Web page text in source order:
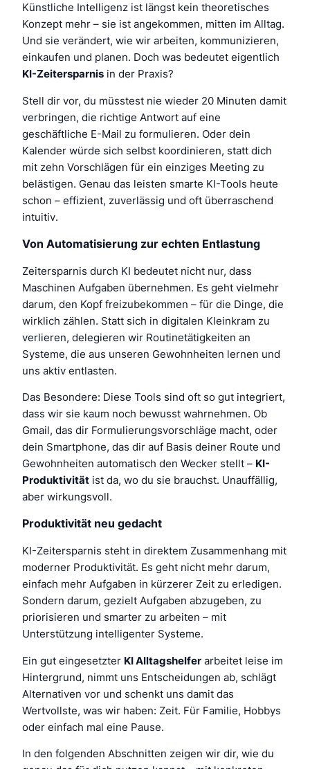
Künstliche Intelligenz ist längst kein theoretisches
Konzept mehr – sie ist angekommen, mitten im Alltag.
Und sie verändert, wie wir arbeiten, kommunizieren,
einkaufen und planen. Doch was bedeutet eigentlich
KI-Zeitersparnis in der Praxis?
Stell dir vor, du müsstest nie wieder 20 Minuten damit
verbringen, die richtige Antwort auf eine
geschäftliche E-Mail zu formulieren. Oder dein
Kalender würde sich selbst koordinieren, statt dich
mit zehn Vorschlägen für ein einziges Meeting zu
belästigen. Genau das leisten smarte KI-Tools heute
schon – effizient, zuverlässig und oft überraschend
intuitiv.
Von Automatisierung zur echten Entlastung
Zeitersparnis durch KI bedeutet nicht nur, dass
Maschinen Aufgaben übernehmen. Es geht vielmehr
darum, den Kopf freizubekommen – für die Dinge, die
wirklich zählen. Statt sich in digitalen Kleinkram zu
verlieren, delegieren wir Routinetätigkeiten an
Systeme, die aus unseren Gewohnheiten lernen und
uns aktiv entlasten.
Das Besondere: Diese Tools sind oft so gut integriert,
dass wir sie kaum noch bewusst wahrnehmen. Ob
Gmail, das dir Formulierungsvorschläge macht, oder
dein Smartphone, das dir auf Basis deiner Route und
Gewohnheiten automatisch den Wecker stellt – KI-
Produktivität ist da, wo du sie brauchst. Unauffällig,
aber wirkungsvoll.
Produktivität neu gedacht
KI-Zeitersparnis steht in direktem Zusammenhang mit
moderner Produktivität. Es geht nicht mehr darum,
einfach mehr Aufgaben in kürzerer Zeit zu erledigen.
Sondern darum, gezielt Aufgaben abzugeben, zu
priorisieren und smarter zu arbeiten – mit
Unterstützung intelligenter Systeme.
Ein gut eingesetzter KI Alltagshelfer arbeitet leise im
Hintergrund, nimmt uns Entscheidungen ab, schlägt
Alternativen vor und schenkt uns damit das
Wertvollste, was wir haben: Zeit. Für Familie, Hobbys
oder einfach mal eine Pause.
In den folgenden Abschnitten zeigen wir dir, wie du